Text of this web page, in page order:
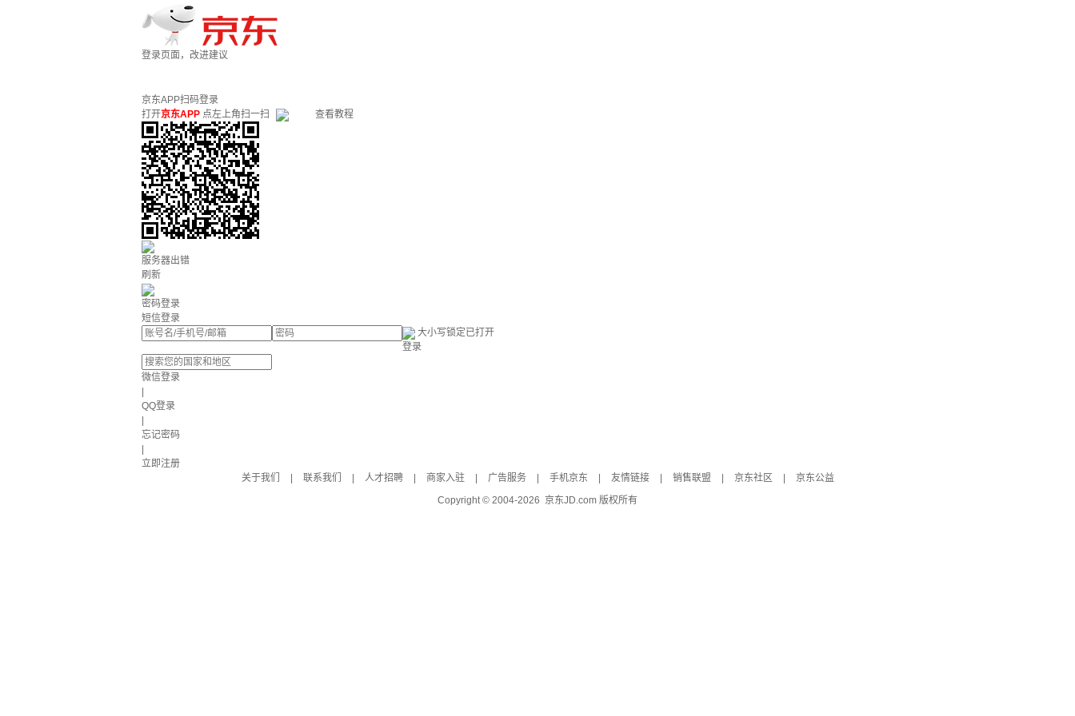
登录页面，改进建议
京东APP扫码登录
打开京东APP 点左上角扫一扫 查看教程
服务器出错
刷新
密码登录
短信登录
大小写锁定已打开
登录
微信登录
QQ登录
忘记密码
立即注册
关于我们
联系我们 人才招聘 商家入驻 广告服务 手机京东 友情链接 销售联盟 京东社区
京东公益
Copyright © 2004-2026 京东JD.com 版权所有